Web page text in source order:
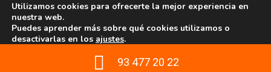
93 477 20 22
© Copyright 2019 - Ascensors Sigma
Utilizamos cookies para ofrecerte la mejor experiencia en
nuestra web.
Puedes aprender más sobre qué cookies utilizamos o
desactivarlas en los ajustes.